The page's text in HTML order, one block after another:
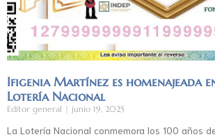
Ifigenia Martínez es homenajeada
Lotería Nacional
Editor general junio 19, 2025
La Lotería Nacional conmemora los 100 años